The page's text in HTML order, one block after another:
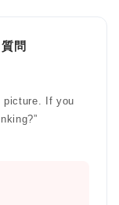
問
picture. If you